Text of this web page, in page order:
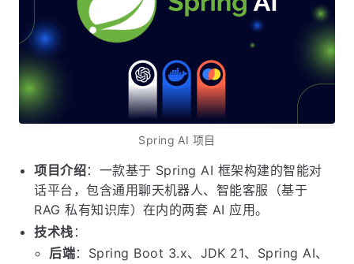
Spring AI 项目
项目介绍：一款基于 Spring AI 框架构建的智能对
话平台，包含通用聊天机器人、智能客服（基于
RAG 私有知识库）在内的两套 AI 应用。
技术栈 ：
后端：Spring Boot 3.x、JDK 21、Spring AI、